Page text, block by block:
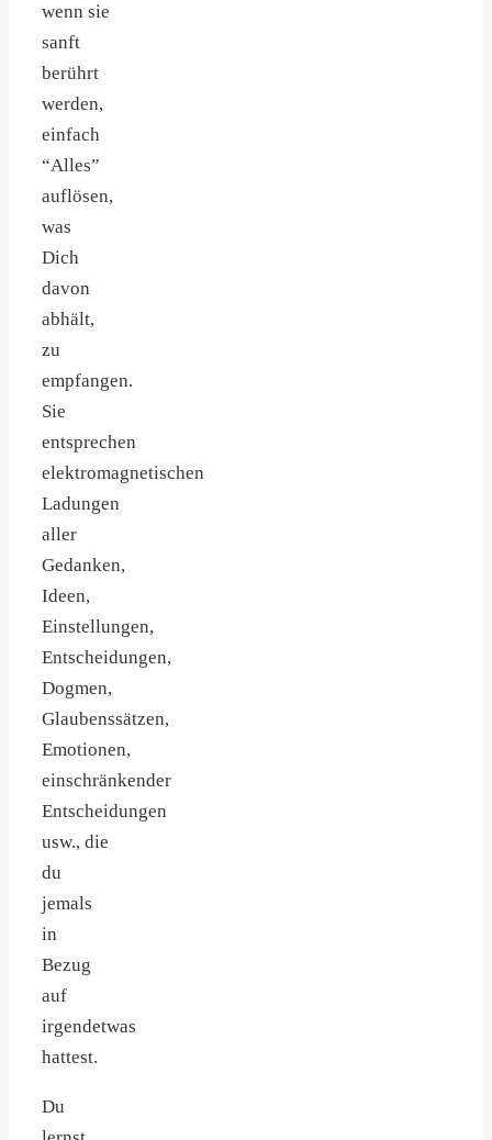
wenn sie
sanft
berührt
werden,
einfach
“Alles”
auflösen,
was
Dich
davon
abhält,
zu
empfangen.
Sie
entsprechen
elektromagnetischen
Ladungen
aller
Gedanken,
Ideen,
Einstellungen,
Entscheidungen,
Dogmen,
Glaubenssätzen,
Emotionen,
einschränkender
Entscheidungen
usw., die
du
jemals
in
Bezug
auf
irgendetwas
hattest.
Du